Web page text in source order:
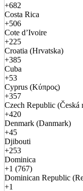
+682
Costa Rica
+506
Cote d’Ivoire
+225
Croatia (Hrvatska)
+385
Cuba
+53
Cyprus (Κύπρος)
+357
Czech Republic (Česká
+420
Denmark (Danmark)
+45
Djibouti
+253
Dominica
+1 (767)
Dominican Republic
+1